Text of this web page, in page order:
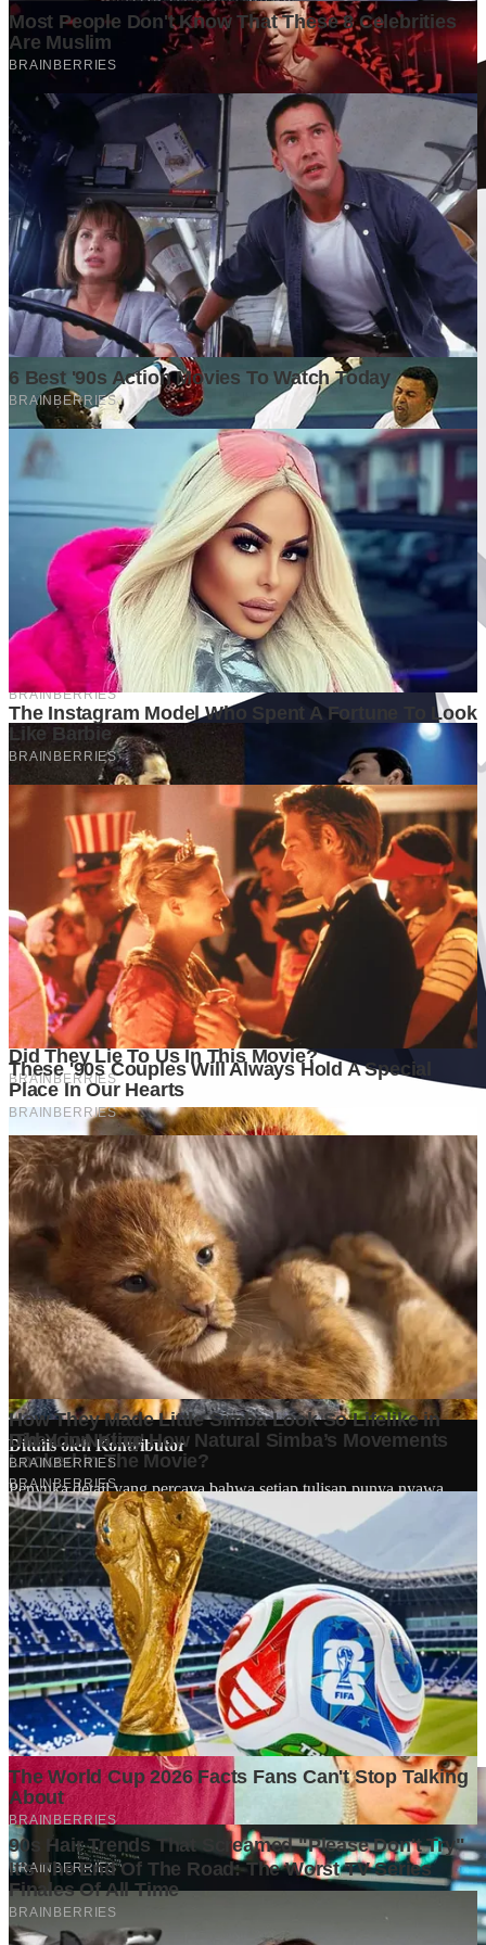
Ditulis olehKontributor
Penyuka detail yang percaya bahwa setiap tulisan punya nyawa.
Bertugas merangkai ide menjadi cerita yang mengalir, memastikan
setiap titik dan koma berada di tempat yang tepat untuk kenyamanan
membacamu
Komentar (0)
Tulis Komentar
Belum ada komentar. Jadilah yang pertama!
Baca Juga